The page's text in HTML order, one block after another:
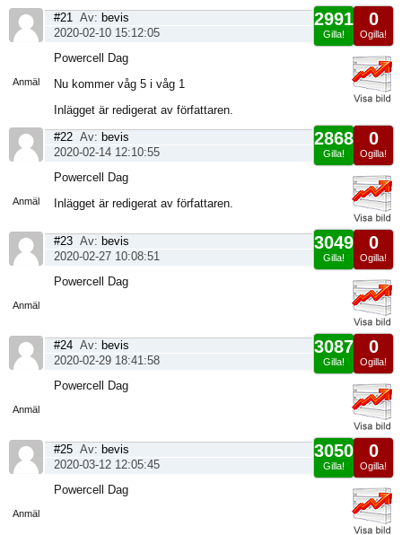
Anmäl
0
Ogilla!
2991
Gilla!
#21 Av: bevis
2020-02-10 15:12:05
Powercell Dag
Nu kommer våg 5 i våg 1
Inlägget är redigerat av författaren.
Anmäl
0
Ogilla!
2868
Gilla!
#22 Av: bevis
2020-02-14 12:10:55
Powercell Dag
Inlägget är redigerat av författaren.
Anmäl
0
Ogilla!
3049
Gilla!
#23 Av: bevis
2020-02-27 10:08:51
Powercell Dag
Anmäl
0
Ogilla!
3087
Gilla!
#24 Av: bevis
2020-02-29 18:41:58
Powercell Dag
Anmäl
0
Ogilla!
3050
Gilla!
#25 Av: bevis
2020-03-12 12:05:45
Powercell Dag